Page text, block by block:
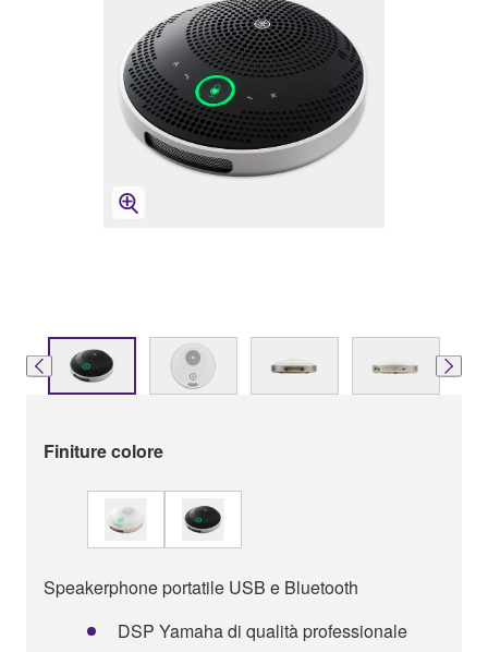
Finiture colore
Speakerphone portatile USB e Bluetooth
DSP Yamaha di qualità professionale